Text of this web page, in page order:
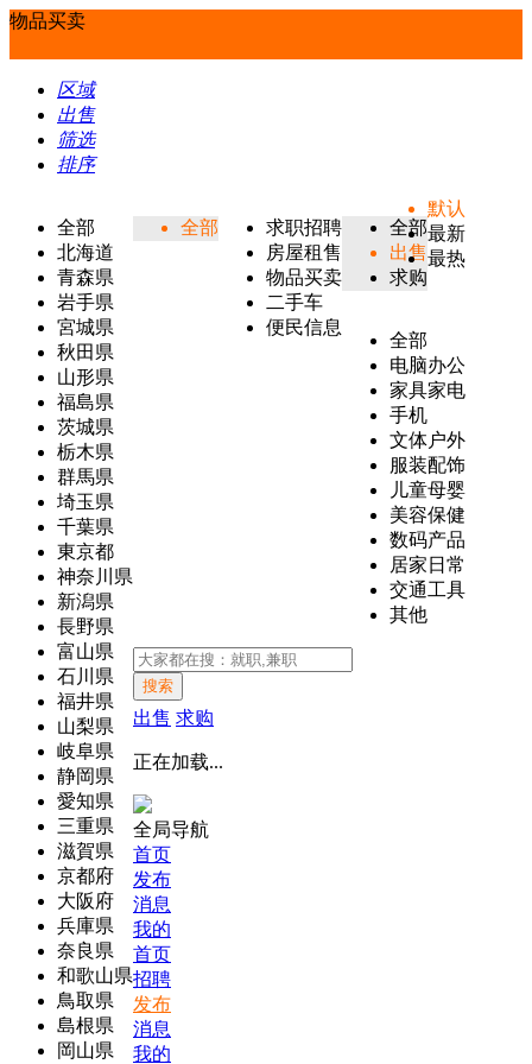
物品买卖
区域
出售
筛选
排序
全部
北海道
青森県
岩手県
宮城県
秋田県
山形県
福島県
茨城県
栃木県
群馬県
埼玉県
千葉県
東京都
神奈川県
新潟県
長野県
富山県
石川県
福井県
山梨県
岐阜県
静岡県
愛知県
三重県
滋賀県
京都府
大阪府
兵庫県
奈良県
和歌山県
鳥取県
島根県
岡山県
全部
求职招聘
房屋租售
物品买卖
二手车
便民信息
全部
出售
求购
全部
电脑办公
家具家电
手机
文体户外
服装配饰
儿童母婴
美容保健
数码产品
居家日常
交通工具
其他
默认
最新
最热
搜索
出售 求购
正在加载...
全局导航
首页
发布
消息
我的
首页
招聘
发布
消息
我的